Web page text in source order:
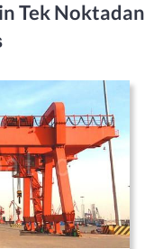
Tek Noktadan